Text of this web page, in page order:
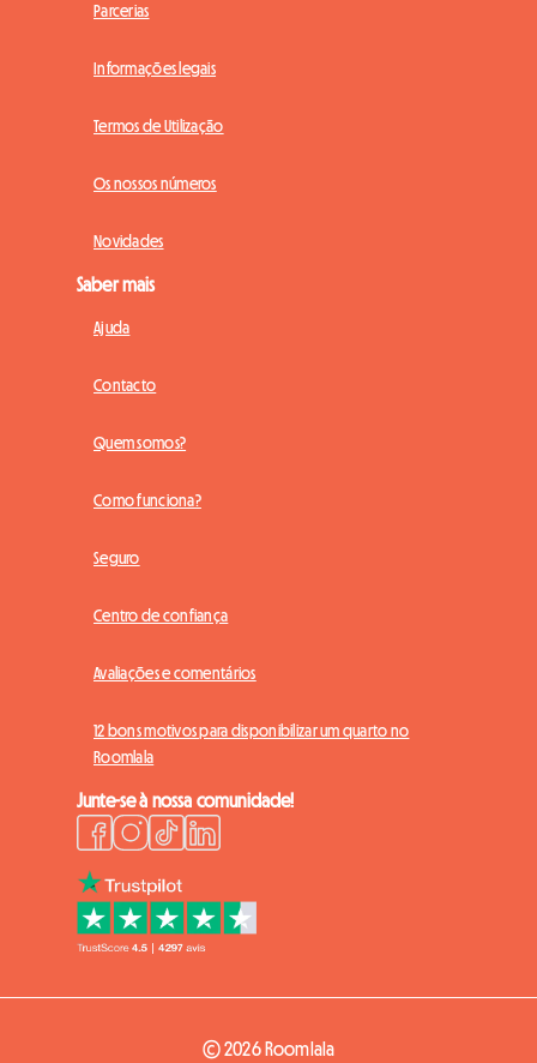
Parcerias
Informações legais
Termos de Utilização
Os nossos números
Novidades
Saber mais
Ajuda
Contacto
Quem somos?
Como funciona?
Seguro
Centro de confiança
Avaliações e comentários
12 bons motivos para disponibilizar um quarto no
Roomlala
Junte-se à nossa comunidade!
© 2026 Roomlala